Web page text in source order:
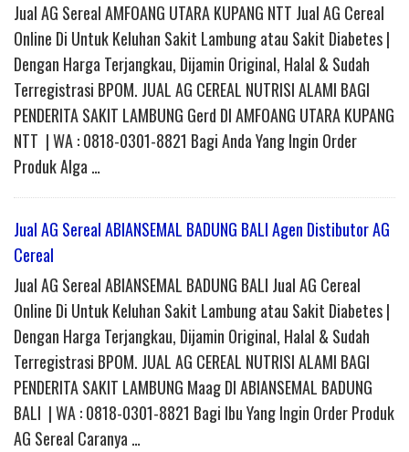
Jual AG Sereal AMFOANG UTARA KUPANG NTT Jual AG Cereal
Online Di Untuk Keluhan Sakit Lambung atau Sakit Diabetes |
Dengan Harga Terjangkau, Dijamin Original, Halal & Sudah
Terregistrasi BPOM. JUAL AG CEREAL NUTRISI ALAMI BAGI
PENDERITA SAKIT LAMBUNG Gerd DI AMFOANG UTARA KUPANG
NTT | WA : 0818-0301-8821 Bagi Anda Yang Ingin Order
Produk Alga …
Jual AG Sereal ABIANSEMAL BADUNG BALI Agen Distibutor AG
Cereal
Jual AG Sereal ABIANSEMAL BADUNG BALI Jual AG Cereal
Online Di Untuk Keluhan Sakit Lambung atau Sakit Diabetes |
Dengan Harga Terjangkau, Dijamin Original, Halal & Sudah
Terregistrasi BPOM. JUAL AG CEREAL NUTRISI ALAMI BAGI
PENDERITA SAKIT LAMBUNG Maag DI ABIANSEMAL BADUNG
BALI | WA : 0818-0301-8821 Bagi Ibu Yang Ingin Order Produk
AG Sereal Caranya …